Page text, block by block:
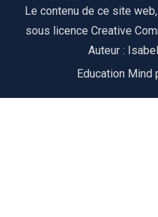
Le contenu de ce site
sous licence Creative
Auteur :
Education Mind